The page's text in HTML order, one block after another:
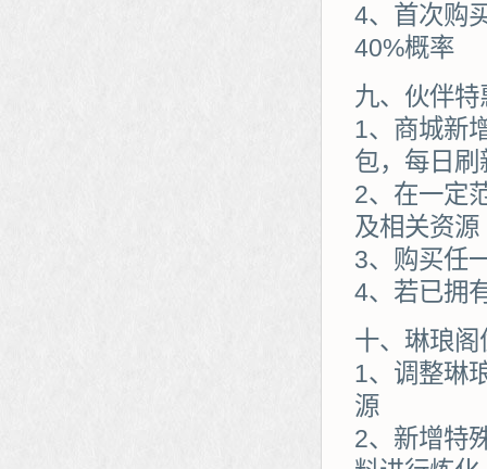
4、首次购
40%概率
九、伙伴特
1、商城新
包，每日刷
2、在一定
及相关资源
3、购买任
4、若已拥
十、琳琅阁
1、调整琳
源
2、新增特